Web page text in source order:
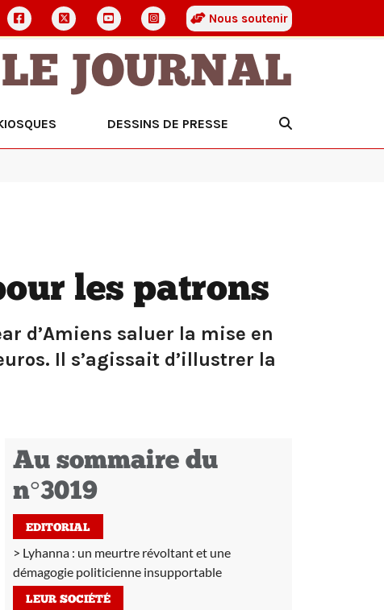
Nous soutenir
LE JOURNAL
DESSINS DE PRESSE
les patrons
d’Amiens saluer la mise en
Il s’agissait d’illustrer la
Au sommaire du
n°3019
EDITORIAL
Lyhanna : un meurtre révoltant et une
démagogie politicienne insupportable
LEUR SOCIÉTÉ